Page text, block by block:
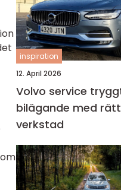
inspiration
12. April 2026
Volvo service tryggt
bilägande med rätt
verkstad